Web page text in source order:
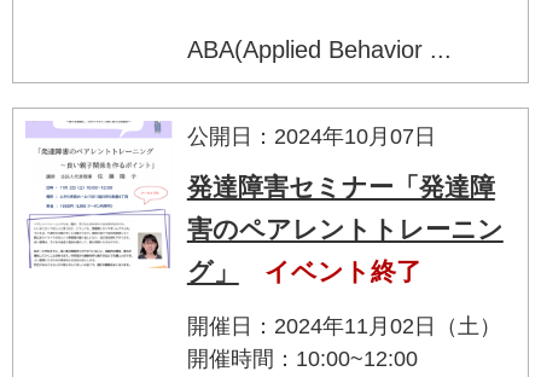
ABA(Applied Behavior ...
公開日：2024年10月07日
発達障害セミナー「発達障
害のペアレントトレーニン
グ」
イベント終了
開催日：2024年11月02日（土）
開催時間：10:00~12:00